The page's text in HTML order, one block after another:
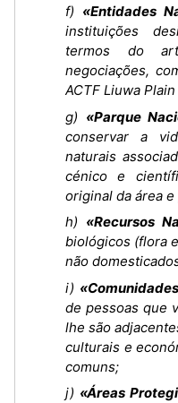
f) «Entidades
instituições
termos do
negociações,
ACTF Liuwa
g) «Parque
conservar a
naturais
cénico e
original da área
h) «Recursos
biológicos (flora
não
i)
de pessoas que
lhe são
culturais e
comuns;
j) «Áreas